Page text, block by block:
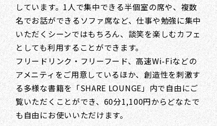
しています。1人で集中できる半個室の席や、複数
名でお話ができるソファ席など、仕事や勉強に集中
いただくシーンではもちろん、談笑を楽しむカフェ
としても利用することができます。
フリードリンク・フリーフード、高速Wi-Fiなどの
アメニティをご用意しているほか、創造性を刺激す
る多様な書籍を「SHARE LOUNGE」内で自由にご
覧いただくことができ、60分1,100円からどなたで
も自由にお使いいただけます。